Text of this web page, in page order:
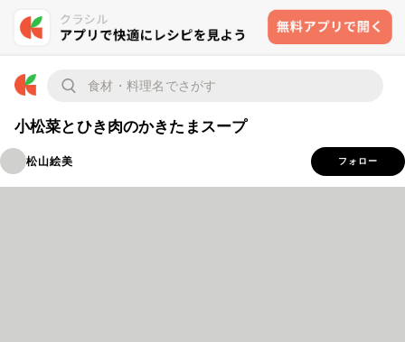
小松菜とひき肉のかきたまスープ
松山絵美 フォロー